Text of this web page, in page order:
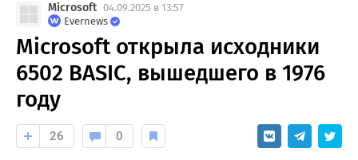
Microsoft 04.09.2025 в 13:57
Evernews
Microsoft открыла исходники
6502 BASIC, вышедшего в 1976
году
26 0